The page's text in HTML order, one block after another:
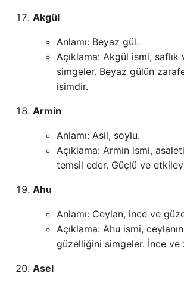
Akgül
Anlamı: Beyaz gül.
Açıklama: Akgül ismi,
simgeler. Beyaz gülün
isimdir.
Armin
Anlamı: Asil, soylu.
Açıklama: Armin ismi,
temsil eder. Güçlü ve
Ahu
Anlamı: Ceylan, ince ve
Açıklama: Ahu ismi,
güzelliğini simgeler. İnce
Asel